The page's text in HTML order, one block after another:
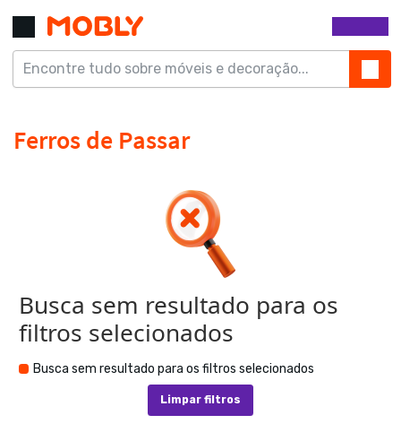
Busca sem resultado para os
filtros selecionados
Busca sem resultado para os filtros selecionados
Limpar filtros